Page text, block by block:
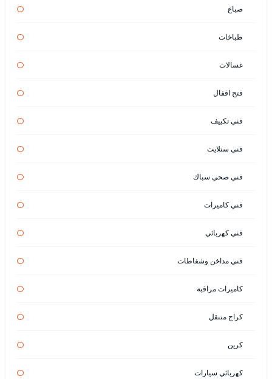
صباغ
طباخات
غسالات
فتح اقفال
فني تكييف
فني ستلايت
فني صحي سباك
فني كاميرات
فني كهربائي
فني مداخن وشفاطات
كاميرات مراقبة
كراج متنقل
كرين
كهربائي سيارات